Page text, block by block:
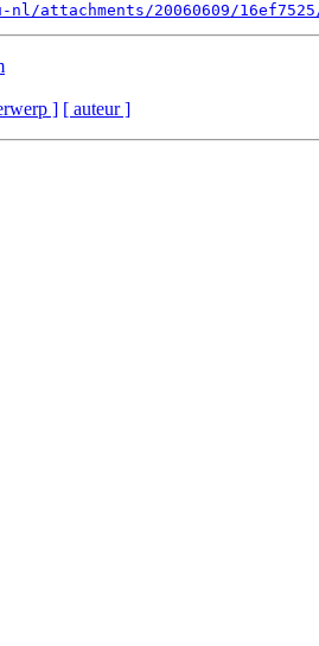
attachments/20060609/
] [ auteur ]